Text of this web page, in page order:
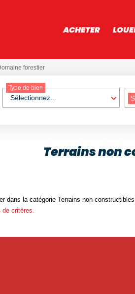
ACHETER
forestier
Sélectionnez...
Type de bien
Terrains non
dans la catégorie Terrains non
critères.